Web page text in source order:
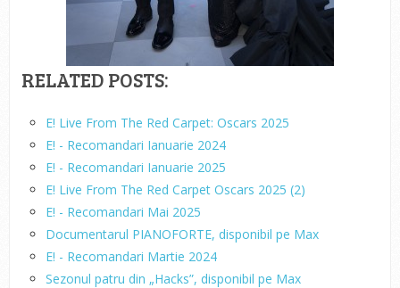
RELATED POSTS:
E! Live From The Red Carpet: Oscars 2025
E! - Recomandari Ianuarie 2024
E! - Recomandari Ianuarie 2025
E! Live From The Red Carpet Oscars 2025 (2)
E! - Recomandari Mai 2025
Documentarul PIANOFORTE, disponibil pe Max
E! - Recomandari Martie 2024
Sezonul patru din „Hacks”, disponibil pe Max